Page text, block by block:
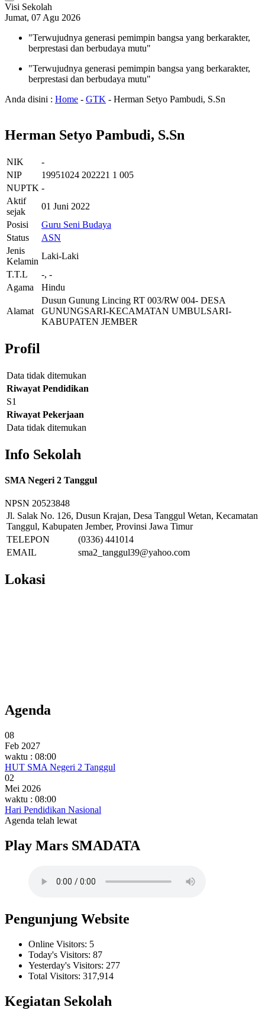
Visi Sekolah
Jumat, 07 Agu 2026
"Terwujudnya generasi pemimpin bangsa yang berkarakter,
berprestasi dan berbudaya mutu"
"Terwujudnya generasi pemimpin bangsa yang berkarakter,
berprestasi dan berbudaya mutu"
Anda disini : Home - GTK - Herman Setyo Pambudi, S.Sn
Herman Setyo Pambudi, S.Sn
NIK
-
NIP
19951024 202221 1 005
NUPTK -
Aktif
sejak
01 Juni 2022
Posisi
Guru Seni Budaya
Status
ASN
Jenis
Kelamin
Laki-Laki
T.T.L
-, -
Agama
Hindu
Alamat
Dusun Gunung Lincing RT 003/RW 004- DESA
GUNUNGSARI-KECAMATAN UMBULSARI-
KABUPATEN JEMBER
Profil
Data tidak ditemukan
Riwayat Pendidikan
S1
Riwayat Pekerjaan
Data tidak ditemukan
Info Sekolah
SMA Negeri 2 Tanggul
NPSN 20523848
Jl. Salak No. 126, Dusun Krajan, Desa Tanggul Wetan, Kecamatan
Tanggul, Kabupaten Jember, Provinsi Jawa Timur
TELEPON
(0336) 441014
EMAIL
sma2_tanggul39@yahoo.com
Lokasi
Agenda
08
Feb 2027
waktu : 08:00
HUT SMA Negeri 2 Tanggul
02
Mei 2026
waktu : 08:00
Hari Pendidikan Nasional
Agenda telah lewat
Play Mars SMADATA
Pengunjung Website
Online Visitors: 5
Today's Visitors: 87
Yesterday's Visitors: 277
Total Visitors: 317,914
Kegiatan Sekolah